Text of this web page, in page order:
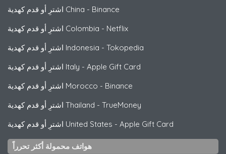
اشترِ أو قدم كهدية China - Binance
اشترِ أو قدم كهدية Colombia - Netflix
اشترِ أو قدم كهدية Indonesia - Tokopedia
اشترِ أو قدم كهدية Italy - Apple Gift Card
اشترِ أو قدم كهدية Morocco - Binance
اشترِ أو قدم كهدية Thailand - TrueMoney
اشترِ أو قدم كهدية United States - Apple Gift Card
هواتف محمولة أكثر تحرراً